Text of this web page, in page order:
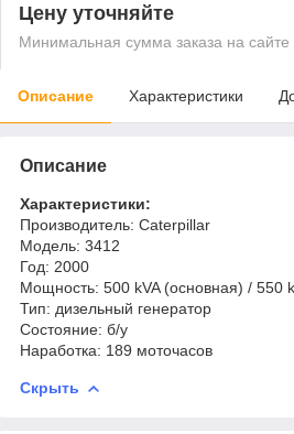
Цену уточняйте
Минимальная сумма заказа на
Описание Характеристики
Описание
Характеристики:
Производитель: Caterpillar
Модель: 3412
Год: 2000
Мощность: 500 kVA (основная) / 550
Тип: дизельный генератор
Состояние: б/у
Наработка: 189 моточасов
Скрыть